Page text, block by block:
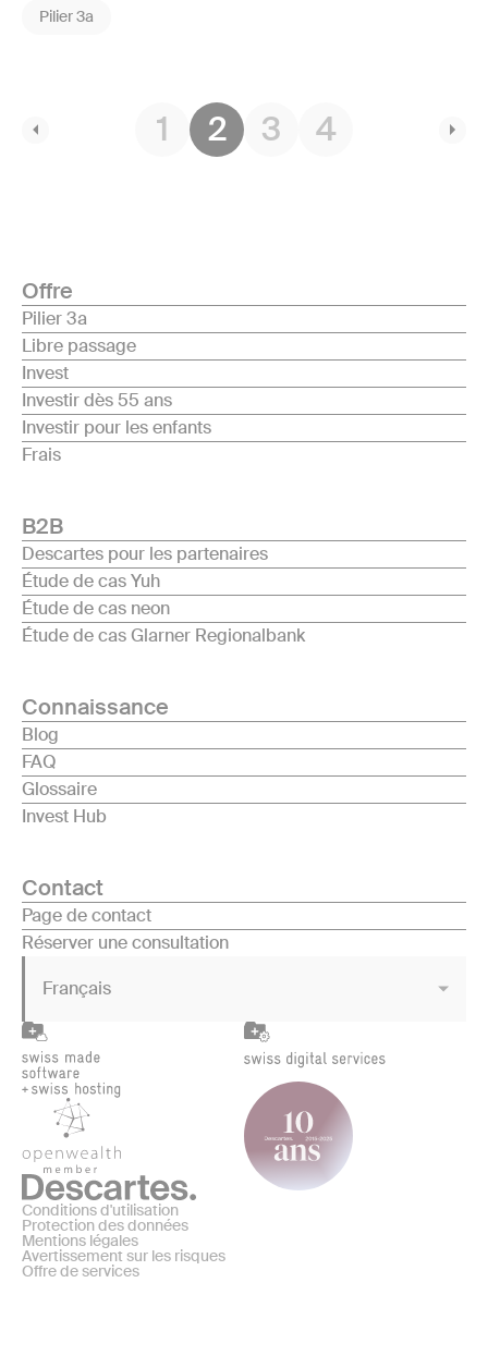
Pilier 3a
1 2 3 4
Offre
Pilier 3a
Libre passage
Invest
Investir dès 55 ans
Investir pour les enfants
Frais
B2B
Descartes pour les partenaires
Étude de cas Yuh
Étude de cas neon
Étude de cas Glarner Regionalbank
Connaissance
Blog
FAQ
Glossaire
Invest Hub
Contact
Page de contact
Réserver une consultation
Français
Conditions d'utilisation
Protection des données
Mentions légales
Avertissement sur les risques
Offre de services